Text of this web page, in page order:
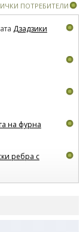
ПОТРЕБИТЕЛИ
Дзадзики
на фурна
ребра с